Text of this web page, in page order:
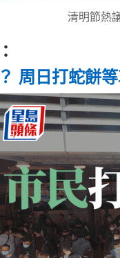
清明節熱
周日打蛇餅